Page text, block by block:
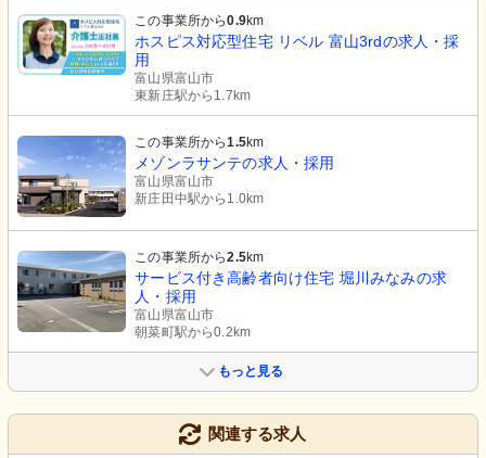
この事業所から0.9km
ホスピス対応型住宅 リベル 富山3rdの求人・採
用
富山県富山市
東新庄駅から1.7km
この事業所から1.5km
メゾンラサンテの求人・採用
富山県富山市
新庄田中駅から1.0km
この事業所から2.5km
サービス付き高齢者向け住宅 堀川みなみの求
人・採用
富山県富山市
朝菜町駅から0.2km
もっと見る
関連する求人